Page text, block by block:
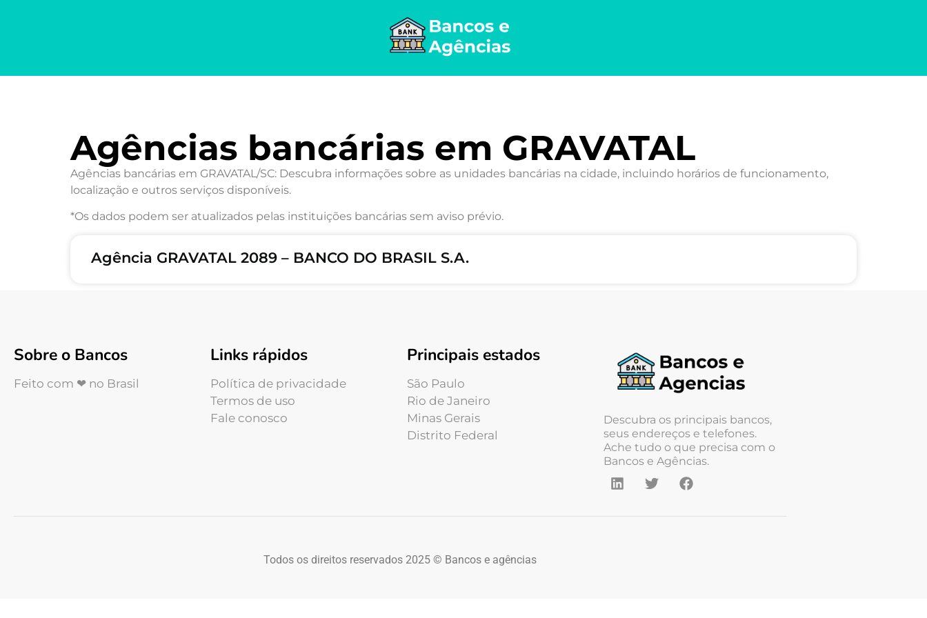
Agências bancárias em GRAVATAL
Agências bancárias em GRAVATAL/SC: Descubra informações sobre as unidades bancárias na cidade, incluindo horários de funcionamento,
localização e outros serviços disponíveis.
*Os dados podem ser atualizados pelas instituições bancárias sem aviso prévio.
Agência GRAVATAL 2089 – BANCO DO BRASIL S.A.
Sobre o Bancos
Feito com ❤ no Brasil
Links rápidos
Política de privacidade
Termos de uso
Fale conosco
Principais estados
São Paulo
Rio de Janeiro
Minas Gerais
Distrito Federal
Descubra os principais bancos,
seus endereços e telefones.
Ache tudo o que precisa com o
Bancos e Agências.
Todos os direitos reservados 2025 © Bancos e agências